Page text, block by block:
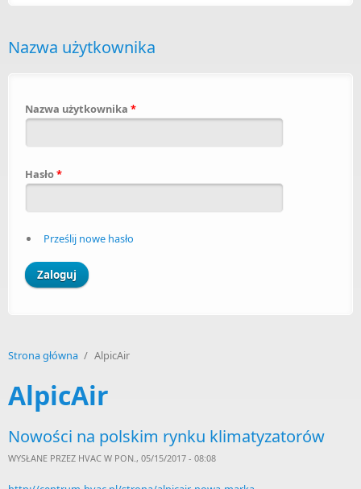
Nazwa użytkownika
Nazwa użytkownika *
Hasło*
Prześlij nowe hasło
Strona główna / AlpicAir
AlpicAir
Nowości na polskim rynku klimatyzatorów
WYSŁANE PRZEZ HVAC W PON., 05/15/2017 - 08:08